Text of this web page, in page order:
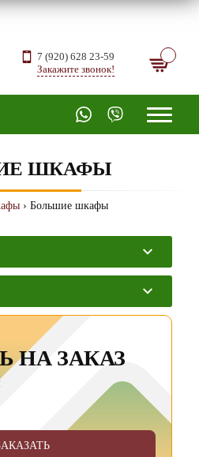
7 (920) 628 23-59
Закажите звонок!
ШКАФЫ
› Большие шкафы
НА ЗАКАЗ